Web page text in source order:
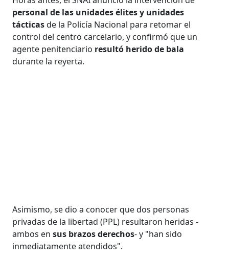
personal de las unidades élites y unidades
tácticasde la Policía Nacional para retomar el
control del centro carcelario, y confirmó que un
agente penitenciario resultó herido de bala
durante la reyerta.
Asimismo, se dio a conocer que dos personas
privadas de la libertad (PPL) resultaron heridas -
ambos ensus brazos derechos- y "han sido
inmediatamente atendidos".